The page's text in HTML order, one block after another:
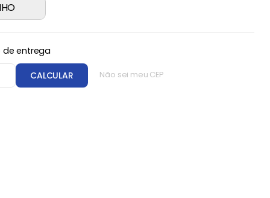
de entrega
Não sei meu CEP
CALCULAR